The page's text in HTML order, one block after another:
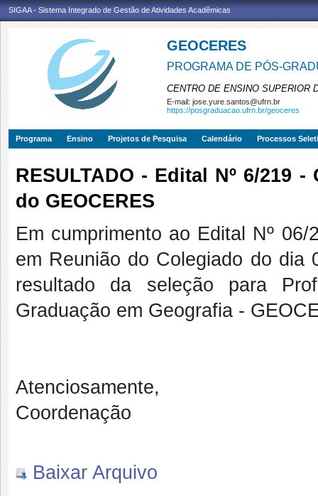
SIGAA - Sistema Integrado de Gestão de Atividades Acadêmicas
GEOCERES
PROGRAMA DE PÓS-
CENTRO DE ENSINO SUPERIOR
E-mail: jose.yure.santos@ufrn.br
https://posgraduacao.ufrn.br/geoceres
Programa Ensino Projetos de Pesquisa Calendário Processos
RESULTADO - Edital Nº 6/219
do GEOCERES
Em cumprimento ao Edital Nº
em Reunião do Colegiado do dia
resultado da seleção para
Graduação em Geografia -
Atenciosamente,
Coordenação
Baixar Arquivo